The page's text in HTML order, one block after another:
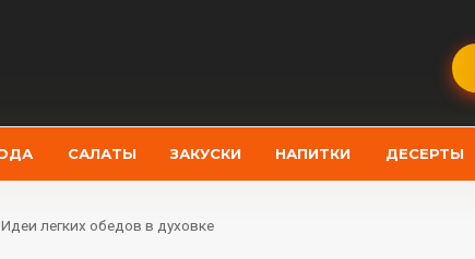
САЛАТЫ ЗАКУСКИ НАПИТКИ ДЕСЕРТЫ
Идеи легких обедов в духовке